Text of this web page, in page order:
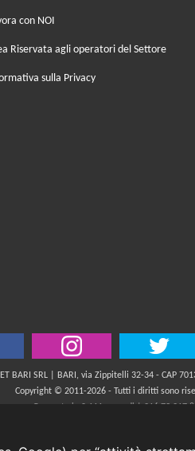
con NOI
Riservata agli operatori del Settore
sulla Privacy
BARI SRL | BARI, via Zippitelli 32-34 - CAP
Copyright © 2011-2026 - Tutti i diritti sono
Generata in 0,111 secondi |